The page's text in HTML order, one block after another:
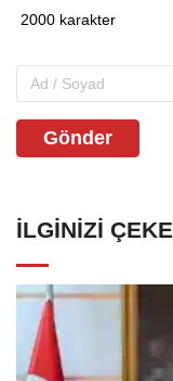
Gönder
İLGINIZI